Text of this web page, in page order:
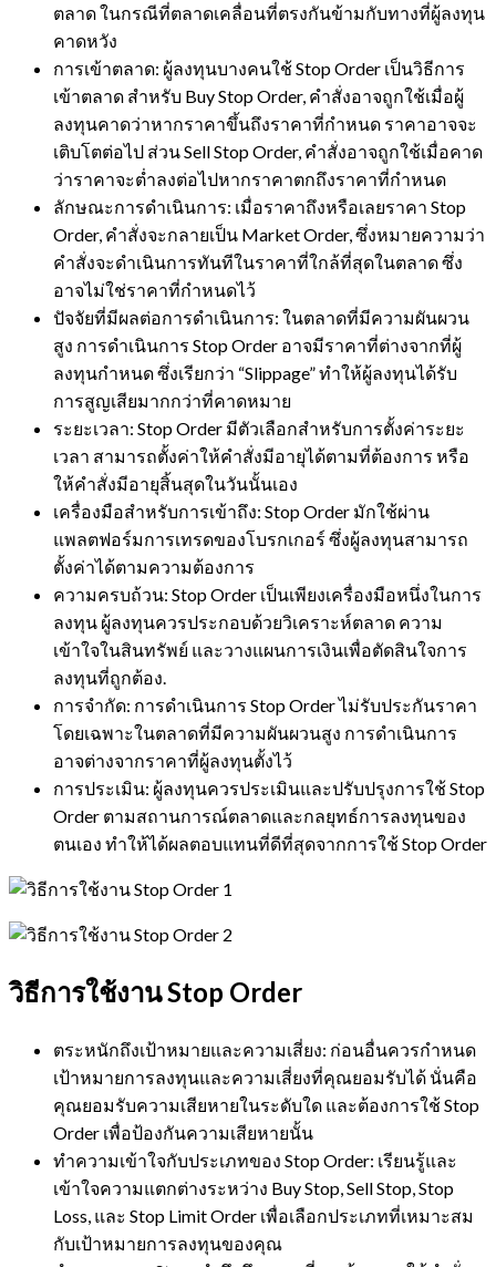
ตลาด ในกรณีที่ตลาดเคลื่อนที่ตรงกันข้ามกับทางที่ผู้ลงทุน
คาดหวัง
การเข้าตลาด: ผู้ลงทุนบางคนใช้ Stop Order เป็นวิธีการ
เข้าตลาด สำหรับ Buy Stop Order, คำสั่งอาจถูกใช้เมื่อผู้
ลงทุนคาดว่าหากราคาขึ้นถึงราคาที่กำหนด ราคาอาจจะ
เติบโตต่อไป ส่วน Sell Stop Order, คำสั่งอาจถูกใช้เมื่อคาด
ว่าราคาจะต่ำลงต่อไปหากราคาตกถึงราคาที่กำหนด
ลักษณะการดำเนินการ: เมื่อราคาถึงหรือเลยราคา Stop
Order, คำสั่งจะกลายเป็น Market Order, ซึ่งหมายความว่า
คำสั่งจะดำเนินการทันทีในราคาที่ใกล้ที่สุดในตลาด ซึ่ง
อาจไม่ใช่ราคาที่กำหนดไว้
ปัจจัยที่มีผลต่อการดำเนินการ: ในตลาดที่มีความผันผวน
สูง การดำเนินการ Stop Order อาจมีราคาที่ต่างจากที่ผู้
ลงทุนกำหนด ซึ่งเรียกว่า “Slippage” ทำให้ผู้ลงทุนได้รับ
การสูญเสียมากกว่าที่คาดหมาย
ระยะเวลา: Stop Order มีตัวเลือกสำหรับการตั้งค่าระยะ
เวลา สามารถตั้งค่าให้คำสั่งมีอายุได้ตามที่ต้องการ หรือ
ให้คำสั่งมีอายุสิ้นสุดในวันนั้นเอง
เครื่องมือสำหรับการเข้าถึง: Stop Order มักใช้ผ่าน
แพลตฟอร์มการเทรดของโบรกเกอร์ ซึ่งผู้ลงทุนสามารถ
ตั้งค่าได้ตามความต้องการ
ความครบถ้วน: Stop Order เป็นเพียงเครื่องมือหนึ่งในการ
ลงทุน ผู้ลงทุนควรประกอบด้วยวิเคราะห์ตลาด ความ
เข้าใจในสินทรัพย์ และวางแผนการเงินเพื่อตัดสินใจการ
ลงทุนที่ถูกต้อง.
การจำกัด: การดำเนินการ Stop Order ไม่รับประกันราคา
โดยเฉพาะในตลาดที่มีความผันผวนสูง การดำเนินการ
อาจต่างจากราคาที่ผู้ลงทุนตั้งไว้
การประเมิน: ผู้ลงทุนควรประเมินและปรับปรุงการใช้ Stop
Order ตามสถานการณ์ตลาดและกลยุทธ์การลงทุนของ
ตนเอง ทำให้ได้ผลตอบแทนที่ดีที่สุดจากการใช้ Stop Order
วิธีการใช้งาน Stop Order
ตระหนักถึงเป้าหมายและความเสี่ยง: ก่อนอื่นควรกำหนด
เป้าหมายการลงทุนและความเสี่ยงที่คุณยอมรับได้ นั่นคือ
คุณยอมรับความเสียหายในระดับใด และต้องการใช้ Stop
Order เพื่อป้องกันความเสียหายนั้น
ทำความเข้าใจกับประเภทของ Stop Order: เรียนรู้และ
เข้าใจความแตกต่างระหว่าง Buy Stop, Sell Stop, Stop
Loss, และ Stop Limit Order เพื่อเลือกประเภทที่เหมาะสม
กับเป้าหมายการลงทุนของคุณ